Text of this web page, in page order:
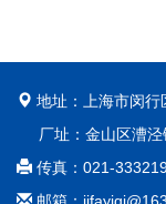
地址：上海市闵
厂址：金山区漕泾
传真：021-
邮箱：